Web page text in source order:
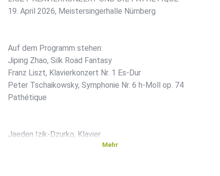
19. April 2026, Meistersingerhalle Nürnberg
Auf dem Programm stehen:
Jiping Zhao, Silk Road Fantasy
Franz Liszt, Klavierkonzert Nr. 1 Es-Dur
Peter Tschaikowsky, Symphonie Nr. 6 h-Moll op. 74
Pathétique
Jaeden Izik-Dzurko, Klavier
Mehr